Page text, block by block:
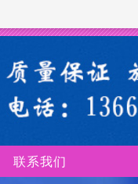
联系我们